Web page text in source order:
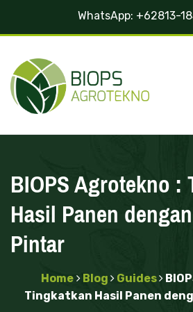
WhatsApp: +62813-
BIOPS Agrotekno :
Hasil Panen
Pintar
Home Blog Guides
Tingkatkan Hasil Panen